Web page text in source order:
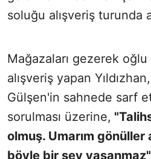
soluğu alışveriş turunda
Mağazaları gezerek
alışveriş yapan
Gülşen'in sahnede sarf
sorulması üzerine,
olmuş. Umarım gönüller
böyle bir şey yaşanmaz"